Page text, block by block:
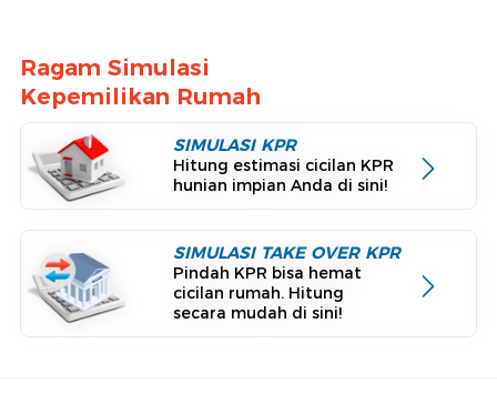
Ragam Simulasi
Kepemilikan Rumah
SIMULASI KPR
Hitung estimasi cicilan KPR
hunian impian Anda di sini!
SIMULASI TAKE OVER KPR
Pindah KPR bisa hemat
cicilan rumah. Hitung
secara mudah di sini!